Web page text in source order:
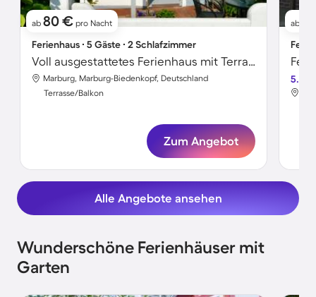
ab 80 € pro Nacht
Ferienhaus ∙ 5 Gäste ∙ 2 Schlafzimmer
Voll ausgestattetes Ferienhaus mit Terrasse | Perfekt für die Arbeit von Zuhause
Marburg, Marburg-Biedenkopf, Deutschland
Terrasse/Balkon
Zum Angebot
ab
5.0
Alle Angebote ansehen
Wunderschöne Ferienhäuser mit
Garten